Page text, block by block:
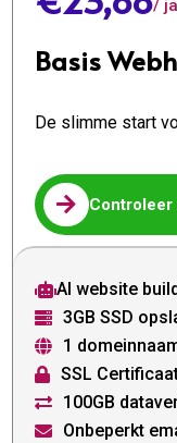
/
Basis
De slimme start
 Controleer
AI website
 3GB SSD
 1
 SSL
 100GB
 Onbeperkt